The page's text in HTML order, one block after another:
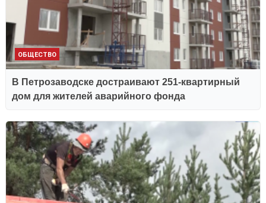
ОБЩЕСТВО
В Петрозаводске достраивают 251-квартирный
дом для жителей аварийного фонда